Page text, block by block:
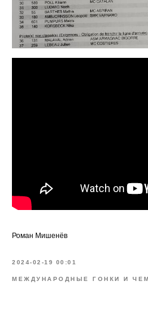
Роман Мишенёв
2024-02-19 00:01
МЕЖДУНАРОДНЫЕ ГОНКИ И